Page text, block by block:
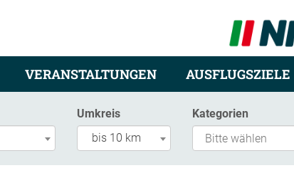
VERANSTALTUNGEN AUSFLUGSZIELE
Umkreis
bis 10 km
Kategorien